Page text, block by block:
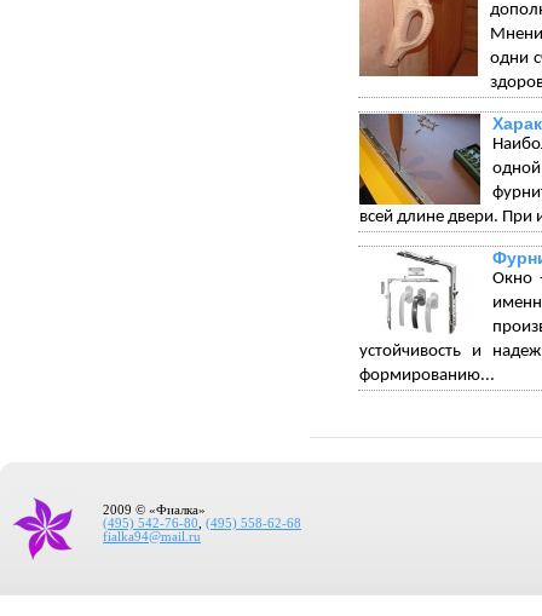
одни
всей длине двери. При
Окно
устойчивость и
формированию...
2009 © «Фиалка»
(495) 542-76-80
(495) 558-62-68
fialka94@mail.ru